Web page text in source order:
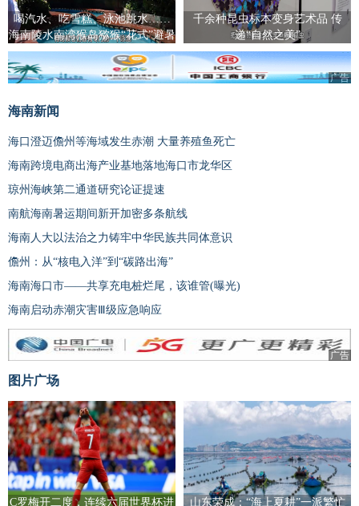
喝汽水、吃雪糕、泳池跳水……
海南陵水南湾猴岛猕猴“花式”避暑
千余种昆虫标本变身艺术品 传
递“自然之美”
广告
海南新闻
海口澄迈儋州等海域发生赤潮 大量养殖鱼死亡
海南跨境电商出海产业基地落地海口市龙华区
琼州海峡第二通道研究论证提速
南航海南暑运期间新开加密多条航线
海南人大以法治之力铸牢中华民族共同体意识
儋州：从“核电入洋”到“碳路出海”
海南海口市——共享充电桩烂尾，该谁管(曝光)
海南启动赤潮灾害Ⅲ级应急响应
广告
图片广场
C罗梅开二度，连续六届世界杯进
山东荣成：“海上夏耕”一派繁忙